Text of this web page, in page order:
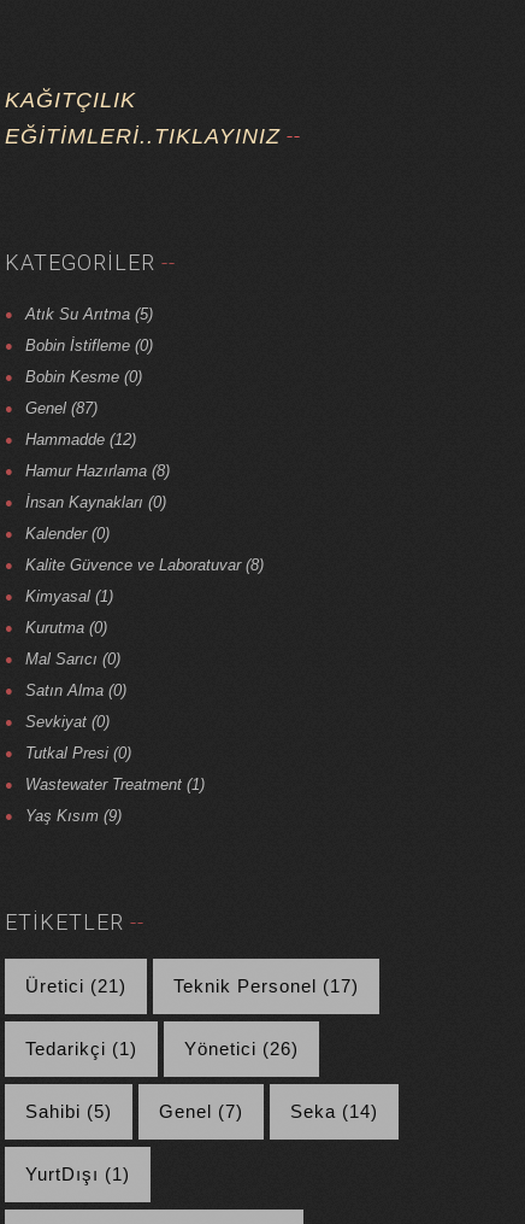
KAĞITÇILIK
EĞITIMLERI..TIKLAYINIZ
KATEGORILER
Atık Su Arıtma (5)
Bobin İstifleme (0)
Bobin Kesme (0)
Genel (87)
Hammadde (12)
Hamur Hazırlama (8)
İnsan Kaynakları (0)
Kalender (0)
Kalite Güvence ve Laboratuvar (8)
Kimyasal (1)
Kurutma (0)
Mal Sarıcı (0)
Satın Alma (0)
Sevkiyat (0)
Tutkal Presi (0)
Wastewater Treatment (1)
Yaş Kısım (9)
ETIKETLER
Üretici (21) Teknik Personel (17)
Tedarikçi (1) Yönetici (26)
Sahibi (5) Genel (7) Seka (14)
YurtDışı (1)